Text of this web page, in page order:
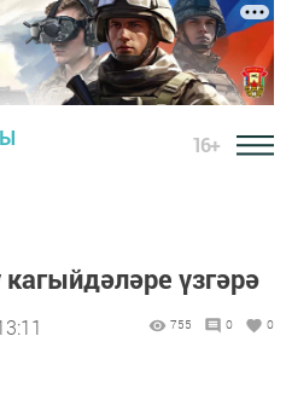
16+
үзгәрә
755 0 0